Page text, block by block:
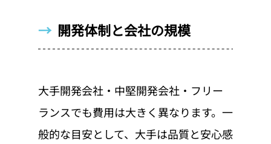
→ 開発体制と会社の規模
大手開発会社・中堅開発会社・フリー
ランスでも費用は大きく異なります。一
般的な目安として、大手は品質と安心感